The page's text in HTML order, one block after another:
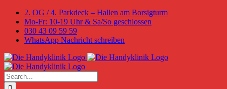
Skip
content
2. OG / 4. Parkdeck – Hallen am Borsigturm
Mo-Fr: 10-19 Uhr & Sa/So geschlossen
030 43 09 59 59
WhatsApp Nachricht schreiben
Search
for: